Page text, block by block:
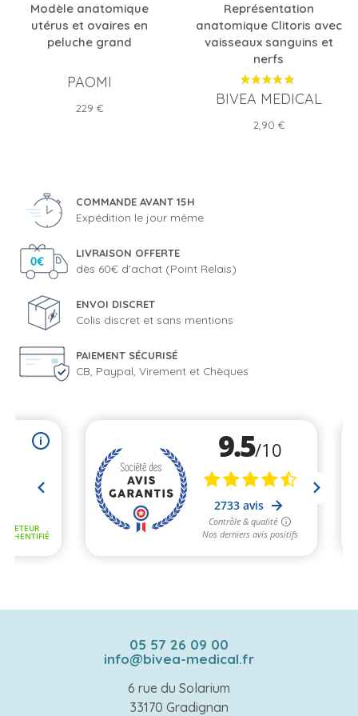
Modèle anatomique
utérus et ovaires en
peluche grand
PAOMI
Prix
229 €
Représentation
anatomique Clitoris avec
vaisseaux sanguins et
nerfs
BIVEA MEDICAL
Prix
2,90 €
COMMANDE AVANT 15H
Expédition le jour même
LIVRAISON OFFERTE
dès 60€ d'achat (Point Relais)
ENVOI DISCRET
Colis discret et sans mentions
PAIEMENT SÉCURISÉ
CB, Paypal, Virement et Chèques
05 57 26 09 00
info@bivea-medical.fr
6 rue du Solarium
33170 Gradignan